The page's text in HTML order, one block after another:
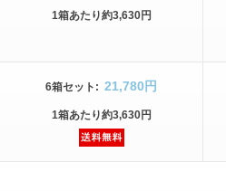
1箱あたり約3,630円
6箱セット : 21,780円
1箱あたり約3,630円